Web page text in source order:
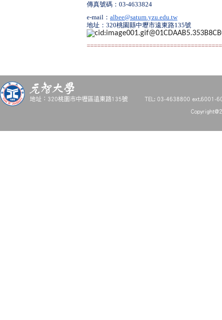
傳真號碼： 03-4633824
e-mail ： albee@saturn.yzu.edu.tw
地址： 320桃園縣中壢市遠東路135號
==============================
地址：320桃園市中壢區遠東路135號 TEL: 03-4638800 ext.6001-